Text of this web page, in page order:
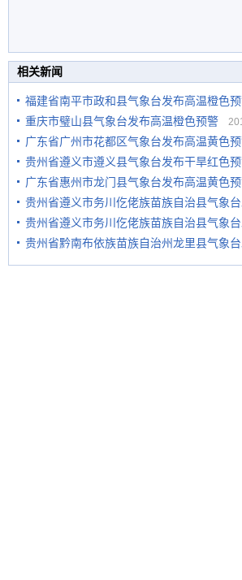
相关新闻
福建省南平市政和县气象台发布高温橙色
重庆市璧山县气象台发布高温橙色预警
广东省广州市花都区气象台发布高温黄色
贵州省遵义市遵义县气象台发布干旱红色
广东省惠州市龙门县气象台发布高温黄色
贵州省遵义市务川仡佬族苗族自治县气象
贵州省遵义市务川仡佬族苗族自治县气象
贵州省黔南布依族苗族自治州龙里县气象